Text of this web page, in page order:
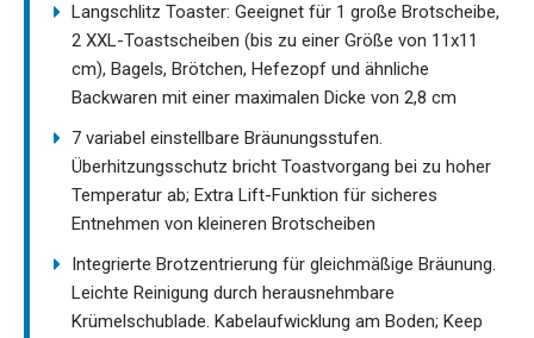
Langschlitz Toaster: Geeignet für 1 große Brotscheibe,
2 XXL-Toastscheiben (bis zu einer Größe von 11x11
cm), Bagels, Brötchen, Hefezopf und ähnliche
Backwaren mit einer maximalen Dicke von 2,8 cm
7 variabel einstellbare Bräunungsstufen.
Überhitzungsschutz bricht Toastvorgang bei zu hoher
Temperatur ab; Extra Lift-Funktion für sicheres
Entnehmen von kleineren Brotscheiben
Integrierte Brotzentrierung für gleichmäßige Bräunung.
Leichte Reinigung durch herausnehmbare
Krümelschublade. Kabelaufwicklung am Boden; Keep